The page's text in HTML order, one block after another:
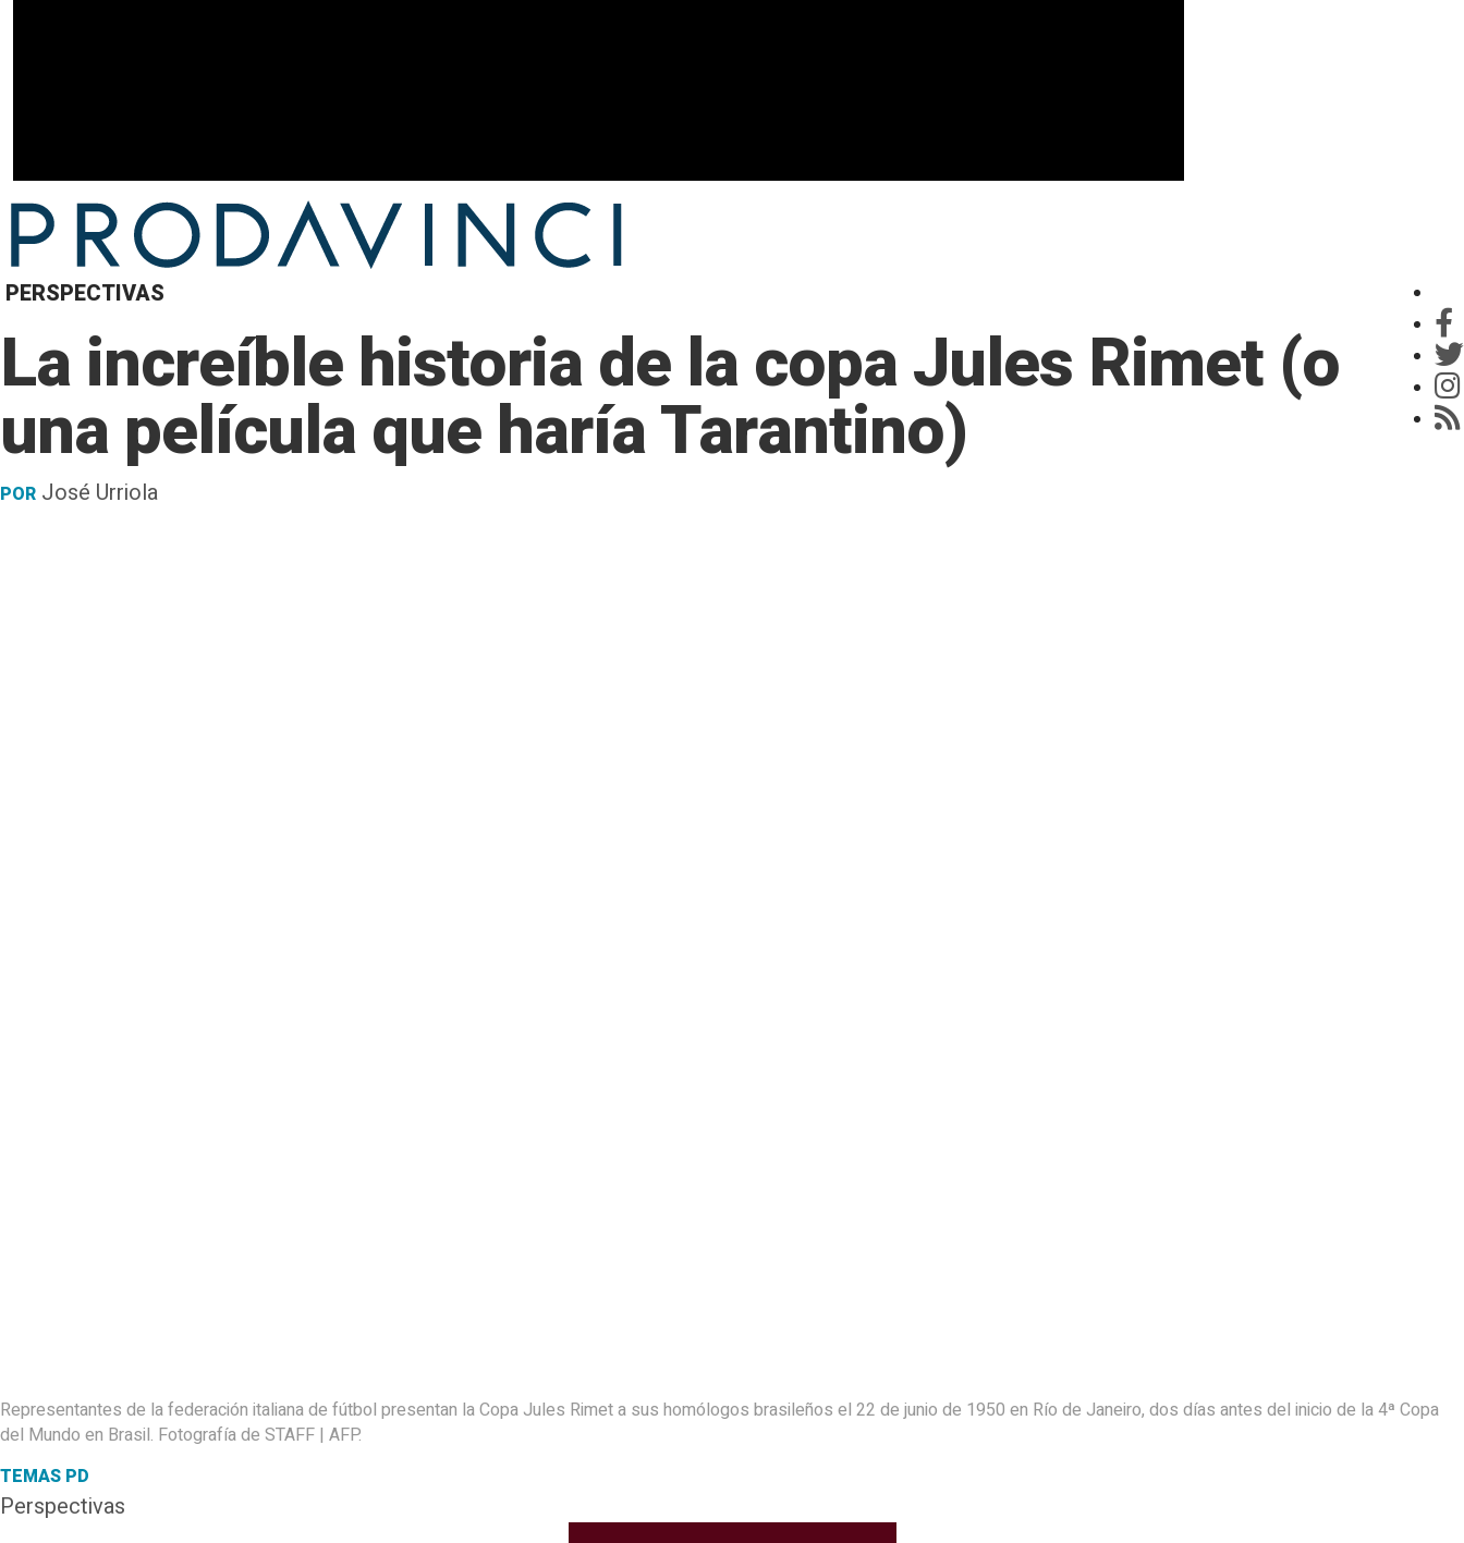
PERSPECTIVAS
La increíble historia de la copa Jules Rimet (o
una película que haría Tarantino)
POR José Urriola
Representantes de la federación italiana de fútbol presentan la Copa Jules Rimet a sus homólogos brasileños el 22 de junio de 1950 en Río de Janeiro, dos días antes del inicio de la 4ª Copa
del Mundo en Brasil. Fotografía de STAFF | AFP.
TEMAS PD
Perspectivas